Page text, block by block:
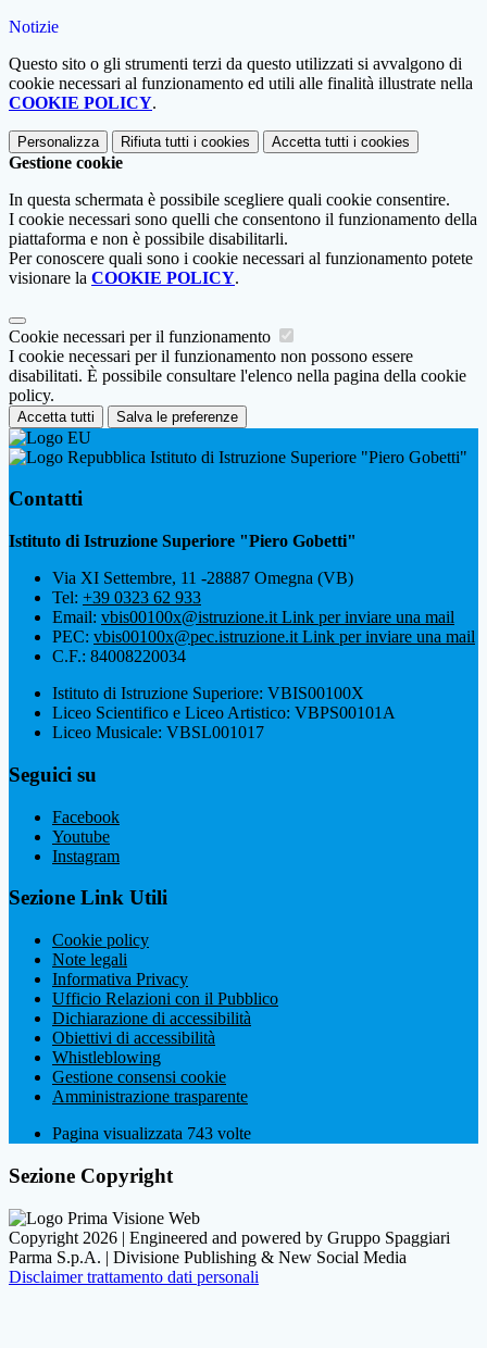
Notizie
Questo sito o gli strumenti terzi da questo utilizzati si avvalgono di
cookie necessari al funzionamento ed utili alle finalità illustrate nella
COOKIE POLICY.
Personalizza Rifiuta tutti i cookies Accetta tutti i cookies
Gestione cookie
In questa schermata è possibile scegliere quali cookie consentire.
I cookie necessari sono quelli che consentono il funzionamento della
piattaforma e non è possibile disabilitarli.
Per conoscere quali sono i cookie necessari al funzionamento potete
visionare la COOKIE POLICY.
Cookie necessari per il funzionamento
I cookie necessari per il funzionamento non possono essere
disabilitati. È possibile consultare l'elenco nella pagina della cookie
policy.
Accetta tutti Salva le preferenze
Istituto di Istruzione Superiore "Piero Gobetti"
Contatti
Istituto di Istruzione Superiore "Piero Gobetti"
Via XI Settembre, 11 -28887 Omegna (VB)
Tel: +39 0323 62 933
Email: vbis00100x@istruzione.it Link per inviare una mail
PEC: vbis00100x@pec.istruzione.it Link per inviare una mail
C.F.: 84008220034
Istituto di Istruzione Superiore: VBIS00100X
Liceo Scientifico e Liceo Artistico: VBPS00101A
Liceo Musicale: VBSL001017
Seguici su
Facebook
Youtube
Instagram
Sezione Link Utili
Cookie policy
Note legali
Informativa Privacy
Ufficio Relazioni con il Pubblico
Dichiarazione di accessibilità
Obiettivi di accessibilità
Whistleblowing
Gestione consensi cookie
Amministrazione trasparente
Pagina visualizzata 743 volte
Sezione Copyright
Copyright 2026 | Engineered and powered by Gruppo Spaggiari
Parma S.p.A. | Divisione Publishing & New Social Media
Disclaimer trattamento dati personali